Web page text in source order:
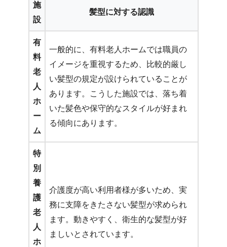
施
設
髪型に対する認識
有
料
老
人
ホ
ー
ム
一般的に、有料老人ホームでは職員の
イメージを重視するため、比較的厳し
い髪型の規定が設けられていることが
あります。こうした施設では、落ち着
いた髪色や保守的なスタイルが好まれ
る傾向にあります。
特
別
養
護
老
人
ホ
介護度が高い利用者様が多いため、実
務に支障をきたさない髪型が求められ
ます。動きやすく、衛生的な髪型が好
ましいとされています。